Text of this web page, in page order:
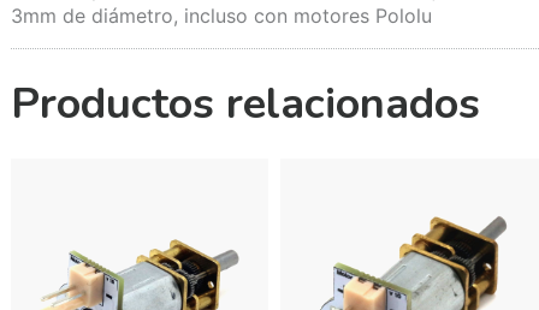
3mm de diámetro, incluso con motores Pololu
Productos relacionados